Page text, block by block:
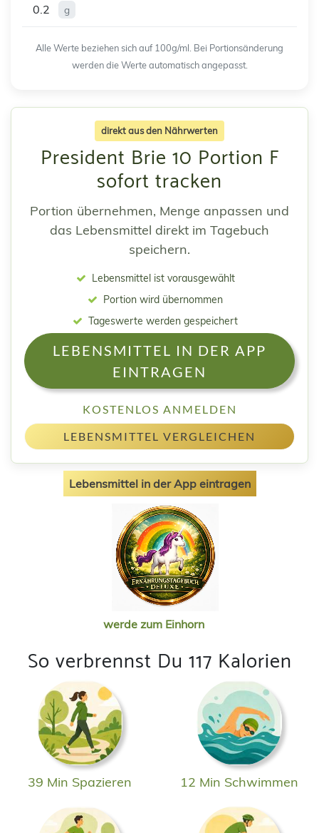
0.2
g
Alle Werte beziehen sich auf 100g/ml. Bei Portionsänderung
werden die Werte automatisch angepasst.
direkt aus den Nährwerten
President Brie 10 Portion F
sofort tracken
Portion übernehmen, Menge anpassen und
das Lebensmittel direkt im Tagebuch
speichern.
Lebensmittel ist vorausgewählt
Portion wird übernommen
Tageswerte werden gespeichert
LEBENSMITTEL IN DER APP
EINTRAGEN
KOSTENLOS ANMELDEN
LEBENSMITTEL VERGLEICHEN
Lebensmittel in der App eintragen
werde zum Einhorn
So verbrennst Du 117 Kalorien
39 Min Spazieren 12 Min Schwimmen